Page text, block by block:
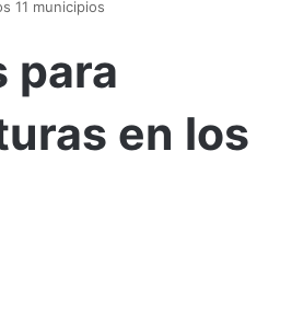
11 municipios
para
en los